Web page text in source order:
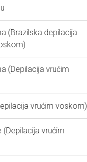
(Brazilska depilacija
(Depilacija vrućim
vrućim voskom)
(Depilacija vrućim